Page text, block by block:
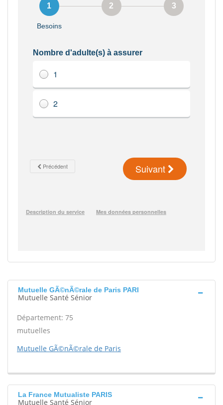
Mutuelle GÃ©nÃ©rale de Paris PARI
Mutuelle Santé Sénior
Département: 75
mutuelles
Mutuelle GÃ©nÃ©rale de Paris
La France Mutualiste PARIS
Mutuelle Santé Sénior